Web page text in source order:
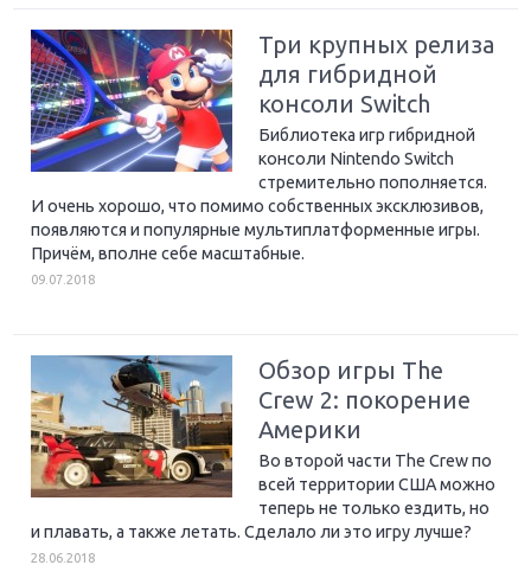
Три крупных релиза
для гибридной
консоли Switch
Библиотека игр гибридной
консоли Nintendo Switch
стремительно пополняется.
И очень хорошо, что помимо собственных эксклюзивов,
появляются и популярные мультиплатформенные игры.
Причём, вполне себе масштабные.
09.07.2018
Обзор игры The
Crew 2: покорение
Америки
Во второй части The Crew по
всей территории США можно
теперь не только ездить, но
и плавать, а также летать. Сделало ли это игру лучше?
28.06.2018